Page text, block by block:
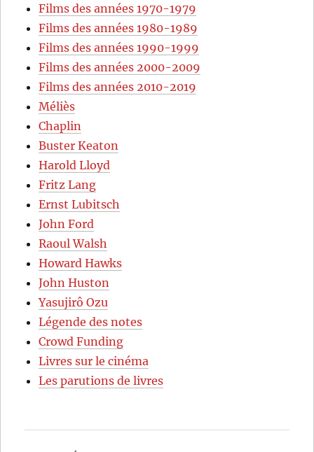
Films des années 1970-1979
Films des années 1980-1989
Films des années 1990-1999
Films des années 2000-2009
Films des années 2010-2019
Méliès
Chaplin
Buster Keaton
Harold Lloyd
Fritz Lang
Ernst Lubitsch
John Ford
Raoul Walsh
Howard Hawks
John Huston
Yasujirô Ozu
Légende des notes
Crowd Funding
Livres sur le cinéma
Les parutions de livres